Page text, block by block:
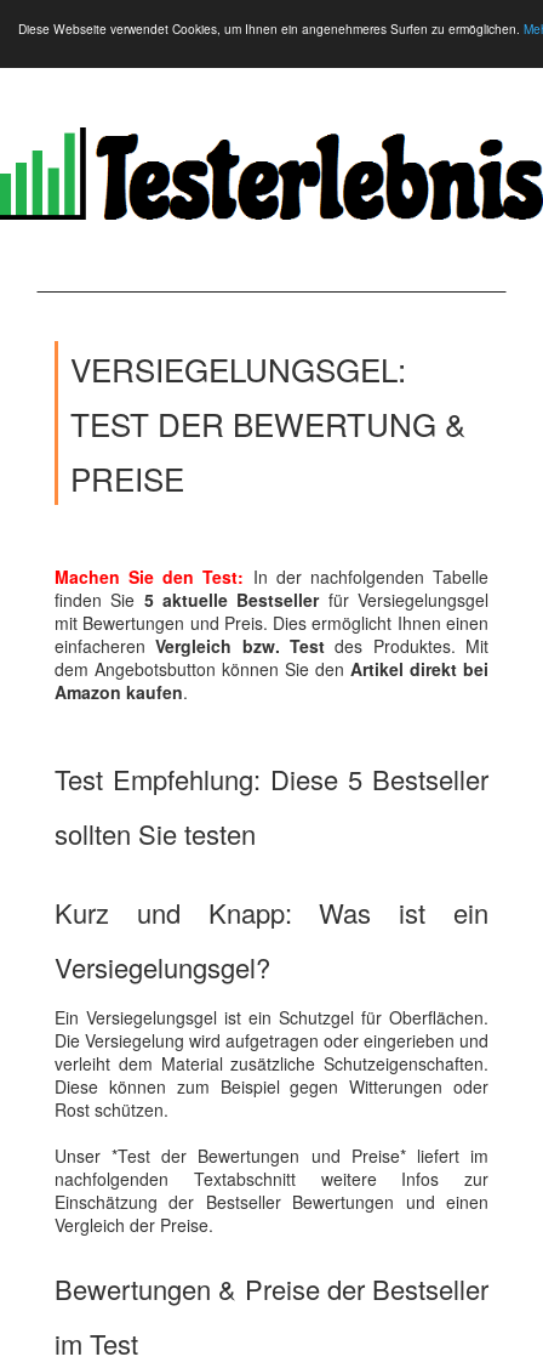
Diese Webseite verwendet Cookies, um Ihnen ein angenehmeres Surfen zu ermöglichen.
VERSIEGELUNGSGEL:
TEST DER BEWERTUNG &
PREISE
Machen Sie den Test: In der nachfolgenden Tabelle
finden Sie 5 aktuelle Bestsellerfür Versiegelungsgel
mit Bewertungen und Preis. Dies ermöglicht Ihnen einen
einfacherenVergleich bzw. Test des Produktes. Mit
dem Angebotsbutton können Sie den Artikel direkt bei
Amazon kaufen.
Test Empfehlung: Diese 5 Bestseller
sollten Sie testen
Kurz und Knapp: Was ist ein
Versiegelungsgel?
Ein Versiegelungsgel ist ein Schutzgel für Oberflächen.
Die Versiegelung wird aufgetragen oder eingerieben und
verleiht dem Material zusätzliche Schutzeigenschaften.
Diese können zum Beispiel gegen Witterungen oder
Rost schützen.
Unser *Test der Bewertungen und Preise* liefert im
nachfolgenden Textabschnitt weitere Infos zur
Einschätzung der Bestseller Bewertungen und einen
Vergleich der Preise.
Bewertungen & Preise der Bestseller
im Test